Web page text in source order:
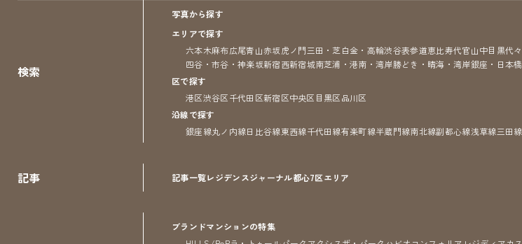
検索
写真から探す
エリアで探す
六本木麻布広尾青山赤坂虎ノ門三田・芝白金・高輪渋谷表参道恵比寿代官山中目黒代
四谷・市谷・神楽坂新宿西新宿城南芝浦・港南・湾岸勝どき・晴海・湾岸銀座・日本
区で探す
港区渋谷区千代田区新宿区中央区 目黒区品川区
沿線で探す
銀座線丸ノ内線日比谷線東西線千代田線有楽町線半蔵門線南北線副都心線浅草線三田線
記事 記事一覧レジデンスジャーナル都心7区エリア
ブランドマンションの特集